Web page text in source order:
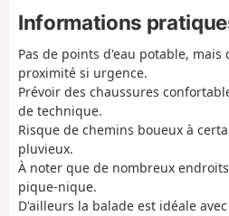
Informations
Pas de points d'eau potable, mais
proximité si urgence.
Prévoir des chaussures
de technique.
Risque de chemins boueux à
pluvieux.
À noter que de nombreux
pique-nique.
D'ailleurs la balade est idéale